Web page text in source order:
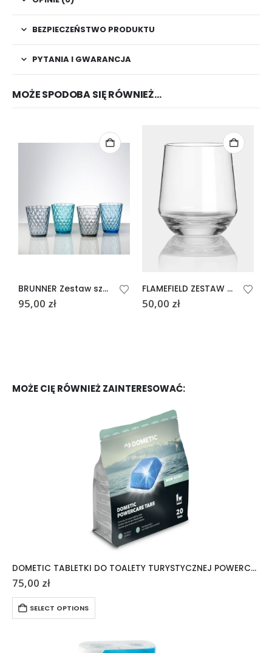
BEZPIECZEŃSTWO PRODUKTU
PYTANIA I GWARANCJA
MOŻE SPODOBA SIĘ RÓWNIEŻ…
BRUNNER Zestaw szklanek DIAMOND
95,00 zł
FLAMEFIELD ZESTAW SZKLANEK SAVOY
50,00 zł
MOŻE CIĘ RÓWNIEŻ ZAINTERESOWAĆ:
DOMETIC TABLETKI DO TOALETY TURYSTYCZNEJ POWERCARE TABS 20 SZTUK
75,00 zł
SELECT OPTIONS